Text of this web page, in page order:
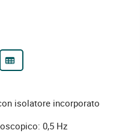
isolatore incorporato
0,5 Hz